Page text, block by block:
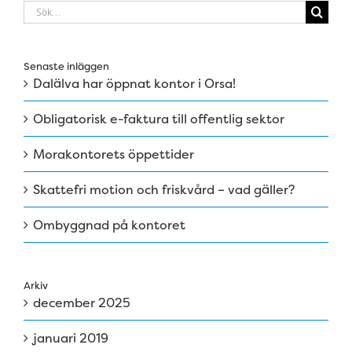
Sök
efter:
Senaste inläggen
Dalälva har öppnat kontor i Orsa!
Obligatorisk e-faktura till offentlig sektor
Morakontorets öppettider
Skattefri motion och friskvård – vad gäller?
Ombyggnad på kontoret
Arkiv
december 2025
januari 2019